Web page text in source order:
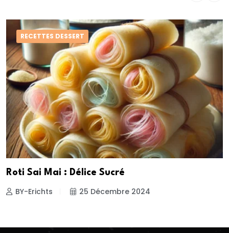
RECETTES DESSERT
Roti Sai Mai : Délice Sucré
BY-Erichts 25 Décembre 2024